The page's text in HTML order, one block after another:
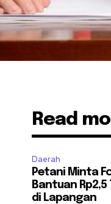
Read
Daerah
Petani Minta
Bantuan Rp2,5
di Lapangan